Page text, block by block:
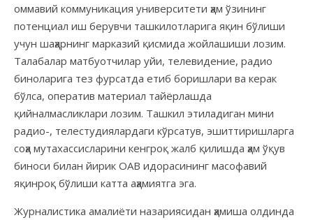
оммавий коммуникация университети ҳам ўзининг
потенциал иш берувчи ташкилотларига яқин бўлиши
учун шаҳарнинг марказий қисмида жойлашиши лозим.
Талабалар матбуотчилар уйи, телевидение, радио
биноларига тез фурсатда етиб боришлари ва керак
бўлса, оператив материал тайёрлашда
қийналмасликлари лозим. Ташкил этиладиган мини
радио-, телестудиялардаги кўрсатув, эшиттиришларга
соҳа мутахассисларини кенгроқ жалб қилишда ҳам ўқув
биноси билан йирик ОАВ идорасининг масофавий
яқинроқ бўлиши катта аҳамиятга эга.
Журналистика амалиёти назариясидан ҳамиша олдинда